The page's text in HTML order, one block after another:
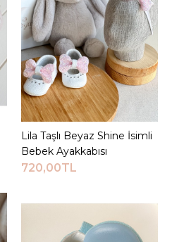
JEEYMI BABY
İsimli Beyaz Casual
Bebek İlk Adım
Ayakkabısı
750,00TL
Sepete Ekle
JEEYMI BABY
Sepete Ekle
Lila Taşlı Beyaz Shine İsimli
Bebek Ayakkabısı
720,00TL